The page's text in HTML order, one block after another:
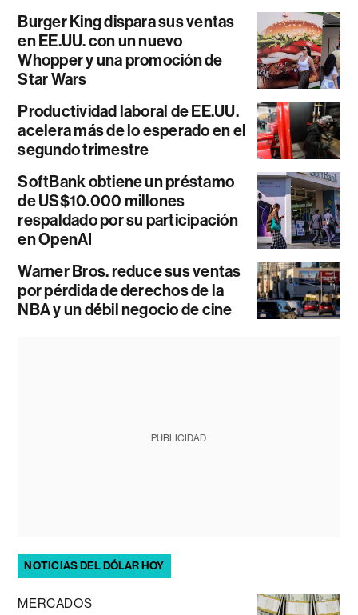
Burger King dispara sus ventas
en EE.UU. con un nuevo
Whopper y una promoción de
Star Wars
Productividad laboral de EE.UU.
acelera más de lo esperado en el
segundo trimestre
SoftBank obtiene un préstamo
de US$10.000 millones
respaldado por su participación
en OpenAI
Warner Bros. reduce sus ventas
por pérdida de derechos de la
NBA y un débil negocio de cine
PUBLICIDAD
NOTICIAS DEL DÓLAR HOY
MERCADOS